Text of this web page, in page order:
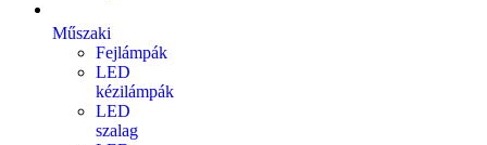
Műszaki
Fejlámpák
LED
kézilámpák
LED
szalag